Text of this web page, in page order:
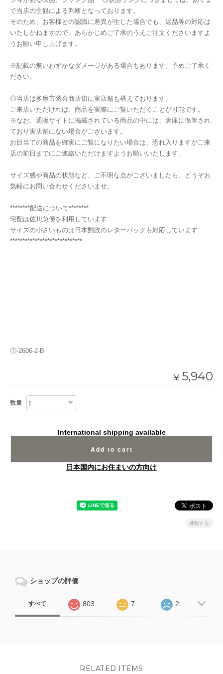
で当店の主観による判断となっております。
そのため、お客様との認識に差異が生じた場合でも、返品等の対応は
いたしかねますので、あらかじめご了承のうえご注文くださいますよ
うお願い申し上げます。
※記載の無いわずかなダメージがある場合もあります。予めご了承く
ださい。
◎当店は多摩市落合商店街に実店舗も構えております。
ご来店いただければ、商品を実際にご覧いただくことが可能です。
※なお、通販サイトに掲載されている商品の中には、倉庫に保管され
ており実店舗にない場合がございます。
お目当ての商品を確実にご覧になりたい場合は、恐れ入りますがご来
店の前日までにご連絡いただけますようお願いいたします。
サイズ感や商品の状態など、ご不明な点がございましたら、どうぞお
気軽にお問い合わせくださいませ。
********配送について********
宅配は佐川急便を利用しています
サイズの小さいものは日本郵政のレターパックも対応しています
*****************************
①-2606-2-B
¥ 5,940
数量
International shipping available
Add to cart
日本国内にお住まいの方向け
通報する
ショップの評価
すべて 803 7 2
RELATED ITEMS